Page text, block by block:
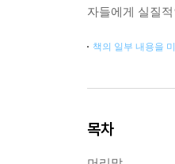
자들에게 실질
책의 일부 내용을
목차